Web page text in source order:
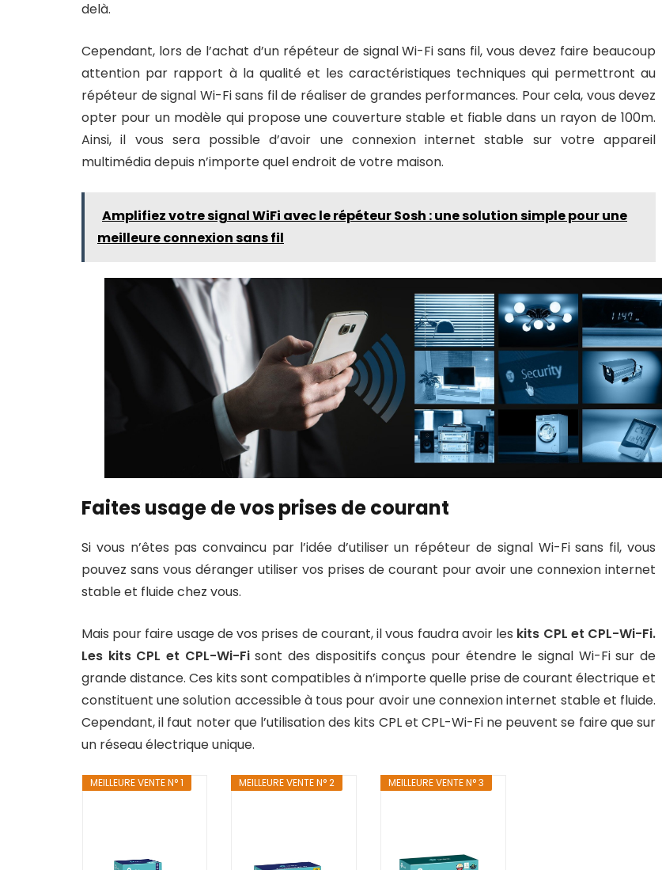
delà.
Cependant, lors de l’achat d’un répéteur de signal Wi-Fi sans fil, vous devez faire beaucoup
attention par rapport à la qualité et les caractéristiques techniques qui permettront au
répéteur de signal Wi-Fi sans fil de réaliser de grandes performances. Pour cela, vous devez
opter pour un modèle qui propose une couverture stable et fiable dans un rayon de 100m.
Ainsi, il vous sera possible d’avoir une connexion internet stable sur votre appareil
multimédia depuis n’importe quel endroit de votre maison.
Amplifiez votre signal WiFi avec le répéteur Sosh : une solution simple pour une
meilleure connexion sans fil
Faites usage de vos prises de courant
Si vous n’êtes pas convaincu par l’idée d’utiliser un répéteur de signal Wi-Fi sans fil, vous
pouvez sans vous déranger utiliser vos prises de courant pour avoir une connexion internet
stable et fluide chez vous.
Mais pour faire usage de vos prises de courant, il vous faudra avoir les kits CPL et CPL-Wi-Fi.
Les kits CPL et CPL-Wi-Fisont des dispositifs conçus pour étendre le signal Wi-Fi sur de
grande distance. Ces kits sont compatibles à n’importe quelle prise de courant électrique et
constituent une solution accessible à tous pour avoir une connexion internet stable et fluide.
Cependant, il faut noter que l’utilisation des kits CPL et CPL-Wi-Fi ne peuvent se faire que sur
un réseau électrique unique.
MEILLEURE VENTE N° 1 MEILLEURE VENTE N° 2 MEILLEURE VENTE N° 3